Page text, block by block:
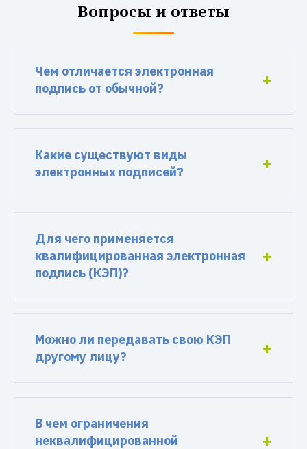
Вопросы и ответы
Чем отличается электронная
подпись от обычной?
Какие существуют виды
электронных подписей?
Для чего применяется
квалифицированная электронная
подпись (КЭП)?
Можно ли передавать свою КЭП
другому лицу?
В чем ограничения
неквалифицированной